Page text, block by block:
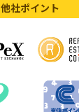
他社ポイント